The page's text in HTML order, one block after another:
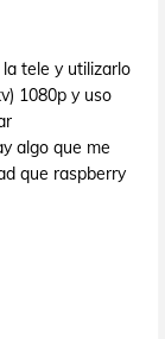
tele y utilizarlo
1080p y uso
algo que me
que raspberry